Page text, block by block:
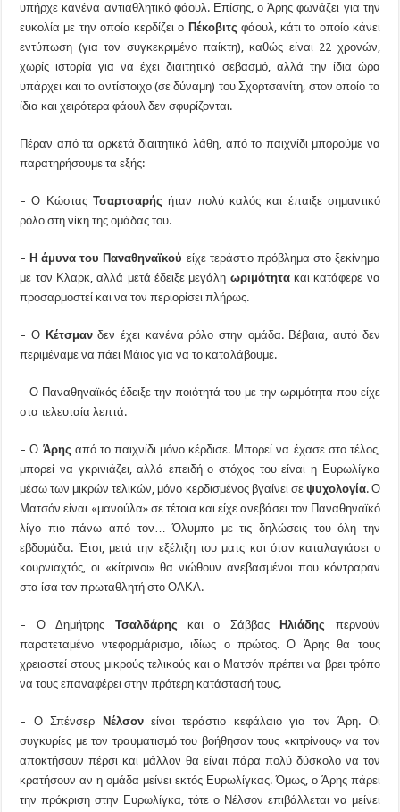
υπήρχε κανένα αντιαθλητικό φάουλ. Επίσης, ο Άρης φωνάζει για την
ευκολία με την οποία κερδίζει ο Πέκοβιτς φάουλ, κάτι το οποίο κάνει
εντύπωση (για τον συγκεκριμένο παίκτη), καθώς είναι 22 χρονών,
χωρίς ιστορία για να έχει διαιτητικό σεβασμό, αλλά την ίδια ώρα
υπάρχει και το αντίστοιχο (σε δύναμη) του Σχορτσανίτη, στον οποίο τα
ίδια και χειρότερα φάουλ δεν σφυρίζονται.
Πέραν από τα αρκετά διαιτητικά λάθη, από το παιχνίδι μπορούμε να
παρατηρήσουμε τα εξής:
– Ο Κώστας Τσαρτσαρής ήταν πολύ καλός και έπαιξε σημαντικό
ρόλο στη νίκη της ομάδας του.
– Η άμυνα του Παναθηναϊκού είχε τεράστιο πρόβλημα στο ξεκίνημα
με τον Κλαρκ, αλλά μετά έδειξε μεγάλη ωριμότητακαι κατάφερε να
προσαρμοστεί και να τον περιορίσει πλήρως.
– Ο Κέτσμανδεν έχει κανένα ρόλο στην ομάδα. Βέβαια, αυτό δεν
περιμέναμε να πάει Μάιος για να το καταλάβουμε.
– Ο Παναθηναϊκός έδειξε την ποιότητά του με την ωριμότητα που είχε
στα τελευταία λεπτά.
– Ο Άρης από το παιχνίδι μόνο κέρδισε. Μπορεί να έχασε στο τέλος,
μπορεί να γκρινιάζει, αλλά επειδή ο στόχος του είναι η Ευρωλίγκα
μέσω των μικρών τελικών, μόνο κερδισμένος βγαίνει σε ψυχολογία. Ο
Ματσόν είναι «μανούλα» σε τέτοια και είχε ανεβάσει τον Παναθηναϊκό
λίγο πιο πάνω από τον… Όλυμπο με τις δηλώσεις του όλη την
εβδομάδα. Έτσι, μετά την εξέλιξη του ματς και όταν καταλαγιάσει ο
κουρνιαχτός, οι «κίτρινοι» θα νιώθουν ανεβασμένοι που κόντραραν
στα ίσα τον πρωταθλητή στο ΟΑΚΑ.
– Ο Δημήτρης Τσαλδάρηςκαι ο Σάββας Ηλιάδης περνούν
παρατεταμένο ντεφορμάρισμα, ιδίως ο πρώτος. Ο Άρης θα τους
χρειαστεί στους μικρούς τελικούς και ο Ματσόν πρέπει να βρει τρόπο
να τους επαναφέρει στην πρότερη κατάστασή τους.
– Ο Σπένσερ Νέλσονείναι τεράστιο κεφάλαιο για τον Άρη. Οι
συγκυρίες με τον τραυματισμό του βοήθησαν τους «κιτρίνους» να τον
αποκτήσουν πέρσι και μάλλον θα είναι πάρα πολύ δύσκολο να τον
κρατήσουν αν η ομάδα μείνει εκτός Ευρωλίγκας. Όμως, ο Άρης πάρει
την πρόκριση στην Ευρωλίγκα, τότε ο Νέλσον επιβάλλεται να μείνει